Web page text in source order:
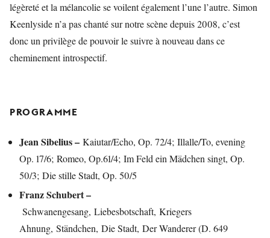
légèreté et la mélancolie se voilent également l’une l’autre. Simon
Keenlyside n’a pas chanté sur notre scène depuis 2008, c’est
donc un privilège de pouvoir le suivre à nouveau dans ce
cheminement introspectif.
PROGRAMME
Jean Sibelius – Kaiutar/Echo, Op. 72/4; Illalle/To, evening
Op. 17/6; Romeo, Op.61/4; Im Feld ein Mädchen singt, Op.
50/3; Die stille Stadt, Op. 50/5
Franz Schubert –
Schwanengesang, Liebesbotschaft, Kriegers
Ahnung, Ständchen, Die Stadt, Der Wanderer (D. 649